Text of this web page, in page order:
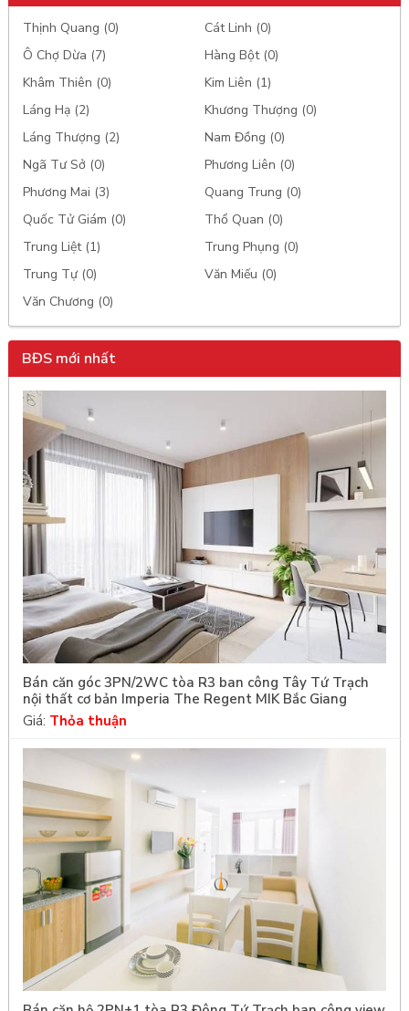
Thịnh Quang (0)
Cát Linh (0)
Ô Chợ Dừa (7)
Hàng Bột (0)
Khâm Thiên (0)
Kim Liên (1)
Láng Hạ (2)
Khương Thượng (0)
Láng Thượng (2)
Nam Đồng (0)
Ngã Tư Sở (0)
Phương Liên (0)
Phương Mai (3)
Quang Trung (0)
Quốc Tử Giám (0)
Thổ Quan (0)
Trung Liệt (1)
Trung Phụng (0)
Trung Tự (0)
Văn Miếu (0)
Văn Chương (0)
BĐS mới nhất
Bán căn góc 3PN/2WC tòa R3 ban công Tây Tứ Trạch
nội thất cơ bản Imperia The Regent MIK Bắc Giang
Giá: Thỏa thuận